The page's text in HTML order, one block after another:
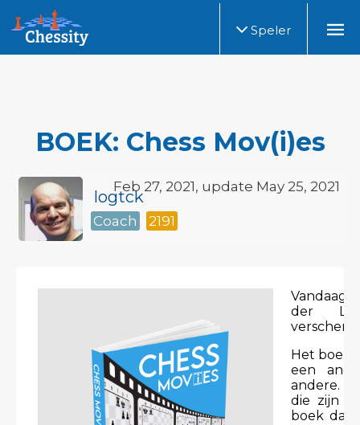
Speler
BOEK: Chess Mov(i)es
Feb 27, 2021, update May 25, 2021
logtck
Coach 2191
Vandaag
der
Het boek
een
andere.
die zijn
boek dat